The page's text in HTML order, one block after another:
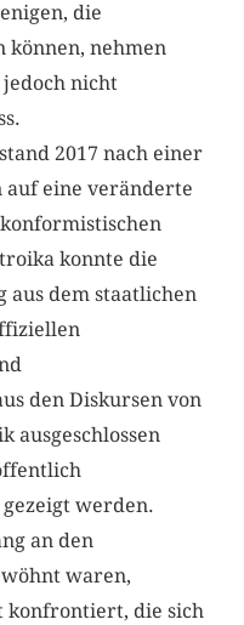
die
können, nehmen
nicht
2017 nach einer
auf eine veränderte
konnte die
aus dem staatlichen
den Diskursen von
ausgeschlossen
werden.
an den
waren,
konfrontiert, die sich